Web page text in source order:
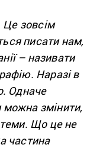
Це зовсім
писати нам,
– називати
Наразі в
Одначе
можна змінити,
теми. Що це не
частина